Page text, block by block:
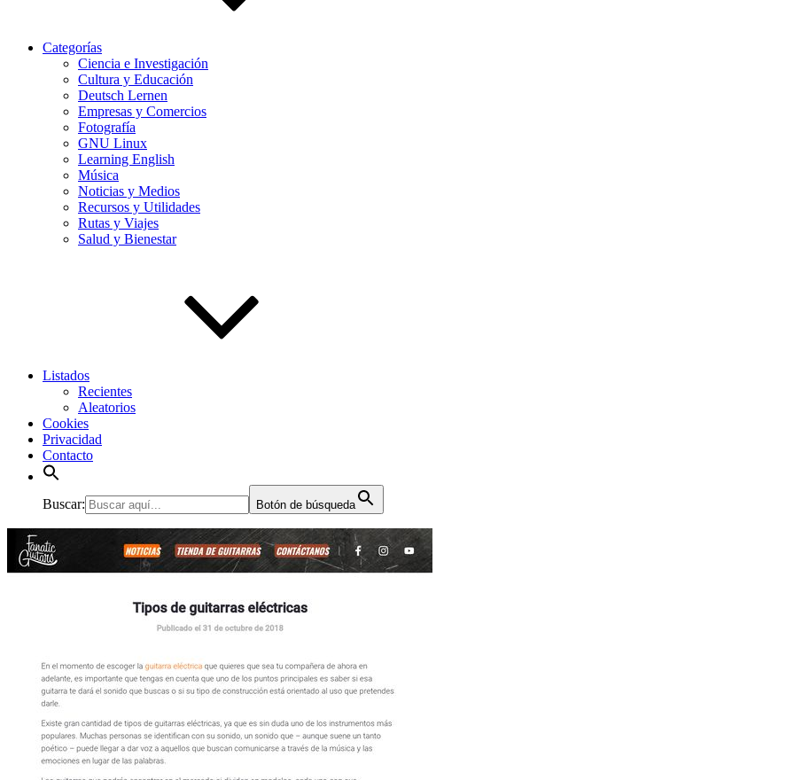
Categorías
Ciencia e Investigación
Cultura y Educación
Deutsch Lernen
Empresas y Comercios
Fotografía
GNU Linux
Learning English
Música
Noticias y Medios
Recursos y Utilidades
Rutas y Viajes
Salud y Bienestar
Listados
Recientes
Aleatorios
Cookies
Privacidad
Contacto
Buscar: Botón de búsqueda